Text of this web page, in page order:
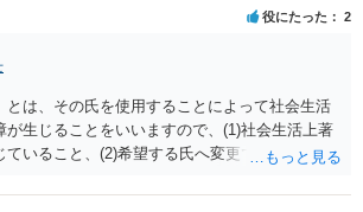
役にたった 2
とは、その氏を使用することによって社会生活
が生じることをいいますので、(1)社会生活上著
ていること、(2)希望する氏へ変更できればその
ントです。 記録中に現れた一切の事情が判断対